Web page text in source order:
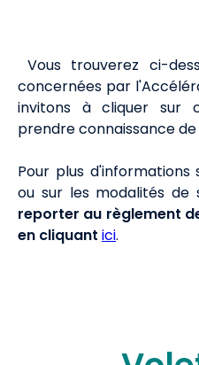
Vous trouverez ci-
concernées par
invitons à cliquer sur
prendre connaissance
Pour plus d'informations
ou sur les modalités de
reporter au règlement
en cliquant ici.